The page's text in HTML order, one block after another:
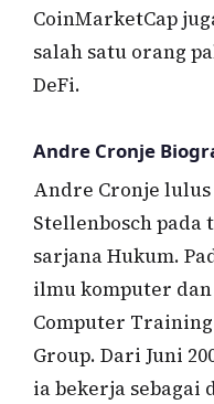
CoinMarketCap
salah satu orang
DeFi.
Andre Cronje
Andre Cronje
Stellenbosch pada
sarjana Hukum.
ilmu komputer
Computer
Group. Dari Juni
ia bekerja sebagai